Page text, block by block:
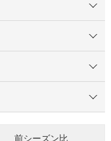
前シーズン比